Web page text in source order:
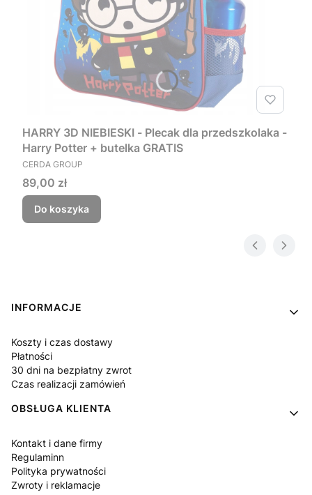
HARRY 3D NIEBIESKI - Plecak dla przedszkolaka -
Harry Potter + butelka GRATIS
PRODUCENT
CERDA GROUP
Cena
89,00 zł
Do koszyka
Linki w stopce
INFORMACJE
Koszty i czas dostawy
Płatności
30 dni na bezpłatny zwrot
Czas realizacji zamówień
OBSŁUGA KLIENTA
Kontakt i dane firmy
Regulaminn
Polityka prywatności
Zwroty i reklamacje